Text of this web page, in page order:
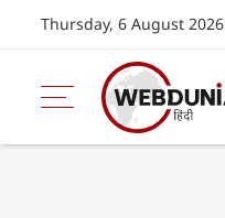
Thursday, 6 August 2026